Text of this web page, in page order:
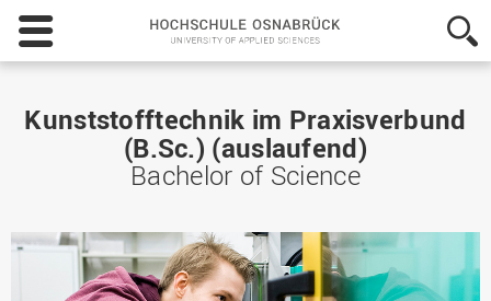
Hochschule
Osnabrück
-
Applied
Kunststofftechnik im Praxisverbund
(B.Sc.) (auslaufend)
Bachelor of Science